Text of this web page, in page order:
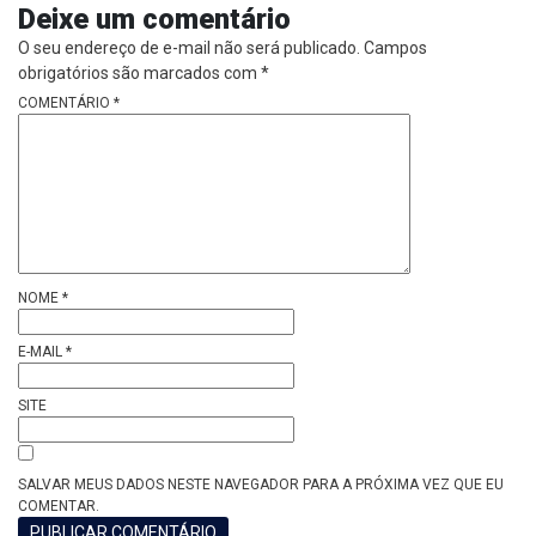
Deixe um comentário
O seu endereço de e-mail não será publicado. Campos
obrigatórios são marcados com *
COMENTÁRIO *
NOME *
E-MAIL *
SITE
SALVAR MEUS DADOS NESTE NAVEGADOR PARA A PRÓXIMA VEZ QUE EU
COMENTAR.